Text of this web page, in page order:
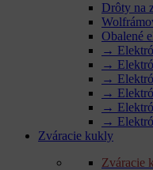
Drôty na
Obalené
→
→
→
→
→
→
Zváracie kukly
Zváracie